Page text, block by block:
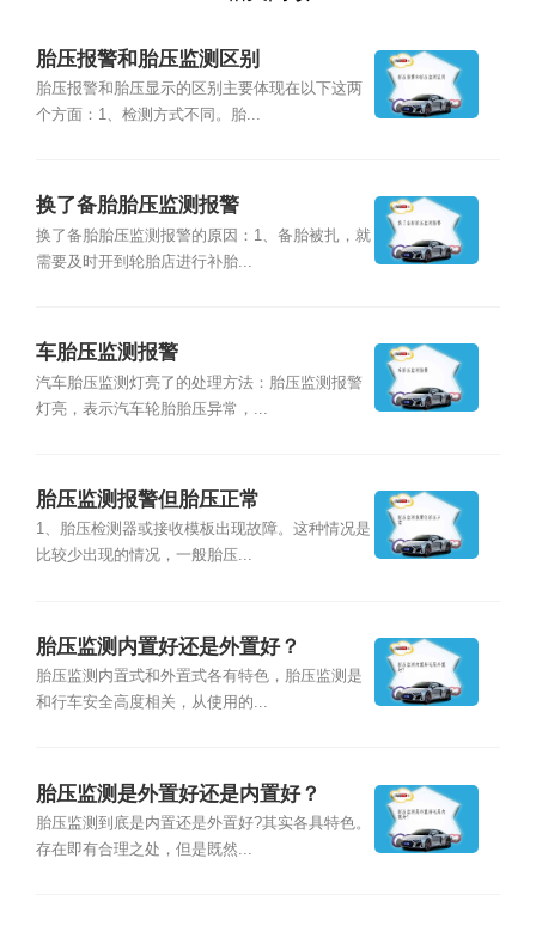
胎压报警和胎压监测区别
胎压报警和胎压显示的区别主要体现在以下这两
个方面：1、检测方式不同。胎...
换了备胎胎压监测报警
换了备胎胎压监测报警的原因：1、备胎被扎，就
需要及时开到轮胎店进行补胎...
车胎压监测报警
汽车胎压监测灯亮了的处理方法：胎压监测报警
灯亮，表示汽车轮胎胎压异常，...
胎压监测报警但胎压正常
1、胎压检测器或接收模板出现故障。这种情况是
比较少出现的情况，一般胎压...
胎压监测内置好还是外置好？
胎压监测内置式和外置式各有特色，胎压监测是
和行车安全高度相关，从使用的...
胎压监测是外置好还是内置好？
胎压监测到底是内置还是外置好?其实各具特色。
存在即有合理之处，但是既然...